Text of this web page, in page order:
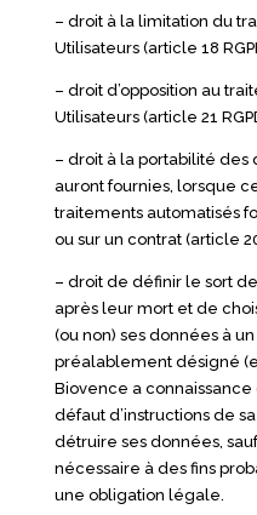
– droit à la limitation du
Utilisateurs (article 18
– droit d’opposition au
Utilisateurs (article 21
– droit à la portabilité des
auront fournies, lorsque
traitements automatisés
ou sur un contrat (article
– droit de définir le sort
après leur mort et de
(ou non) ses données à un
préalablement désigné
Biovence a connaissance
défaut d’instructions de
détruire ses données,
nécessaire à des fins
une obligation légale.